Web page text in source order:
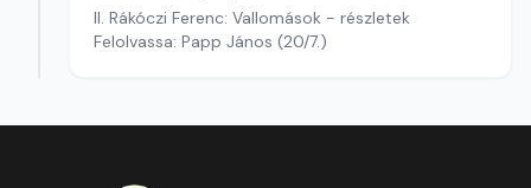
II. Rákóczi Ferenc: Vallomások - részletek
Felolvassa: Papp János (20/7.)